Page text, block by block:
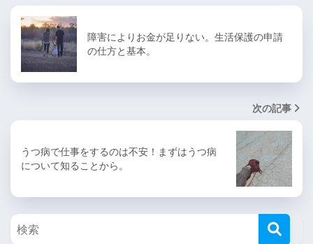
障害によりお金が足りない。生活保護の申請
の仕方と基本。
次の記事
うつ病で仕事をするのは不安！まずはうつ病
について知ることから。